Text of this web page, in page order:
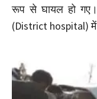
रूप से घायल हो गए।
(District hospital) में